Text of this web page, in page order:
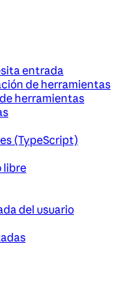
entrada
de herramientas
herramientas
(TypeScript)
libre
del usuario